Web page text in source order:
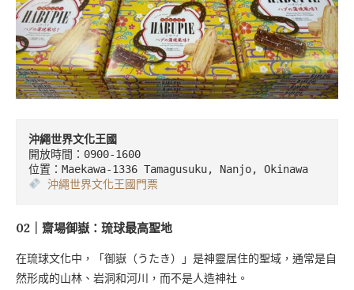
開放時間：0900-1600
沖繩世界文化王國門票
02｜齋場御嶽：琉球最高聖地
在琉球文化中，「御嶽（うたき）」是神靈居住的聖域，通常是自
然形成的山林、岩洞和河川，而不是人造神社。